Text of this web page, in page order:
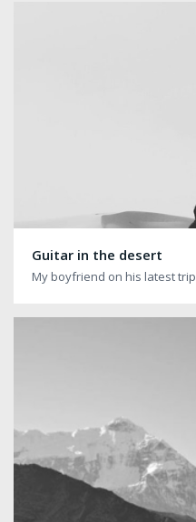
Guitar in the desert
My boyfriend on his latest trip